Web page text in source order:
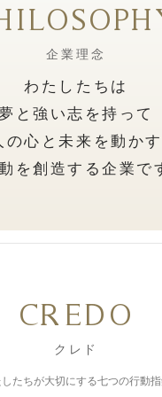
企業理念
わたしたちは
と強い志を持って
の心と未来を動かす
を創造する企業で
CREDO
クレド
たちが大切にする七つの行動